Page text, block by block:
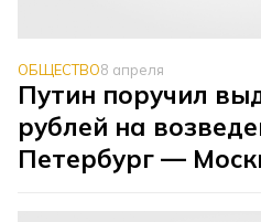
ОБЩЕСТВО8 апреля
Путин поручил
рублей на
Петербург —